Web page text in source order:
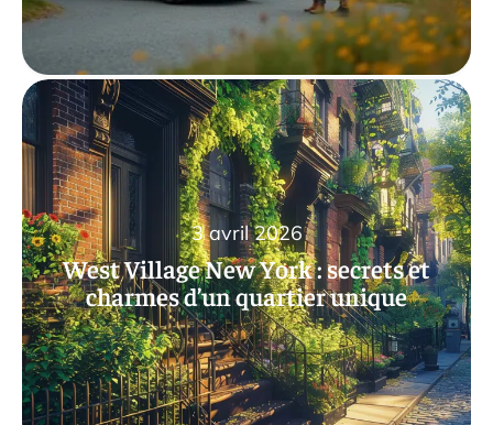
West Village New York : secrets et
charmes d’un quartier unique
3 avril 2026